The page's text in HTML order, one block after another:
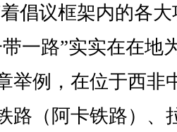
倡议框架内的各
一路”实实在在地
举例，在位于西非
路（阿卡铁路）、